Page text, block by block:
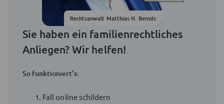
Rechtsanwalt Matthias H. Bernds
Sie haben ein familienrechtliches
Anliegen? Wir helfen!
So funktioniert's:
Fall online schildern